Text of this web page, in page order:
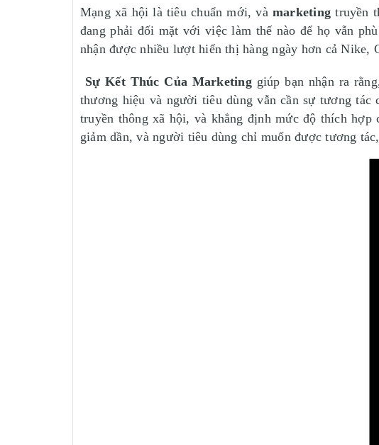
Mạng xã hội là tiêu chuẩn mới, và marketingtruyền
đang phải đối mặt với việc làm thế nào để họ vẫn
nhận được nhiều lượt hiển thị hàng ngày hơn cả Nike,
Sự Kết Thúc Của Marketinggiúp bạn nhận ra
thương hiệu và người tiêu dùng vẫn cần sự tương tác
truyền thông xã hội, và khẳng định mức độ thích
giảm dần, và người tiêu dùng chỉ muốn được tương